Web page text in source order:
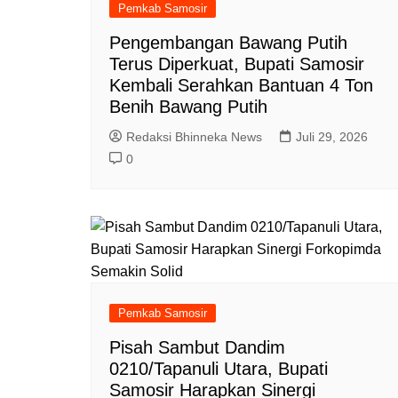
Pemkab Samosir
Pengembangan Bawang Putih
Terus Diperkuat, Bupati Samosir
Kembali Serahkan Bantuan 4 Ton
Benih Bawang Putih
Redaksi Bhinneka News
Juli 29, 2026
0
Pemkab Samosir
Pisah Sambut Dandim
0210/Tapanuli Utara, Bupati
Samosir Harapkan Sinergi